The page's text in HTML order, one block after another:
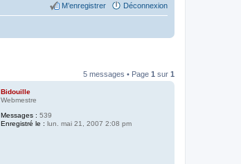
Déconnexion
M’enregistrer
5 messages • Page 1 sur 1
Bidouille
Webmestre
Messages : 539
Enregistré le : lun. mai 21, 2007 2:08 pm